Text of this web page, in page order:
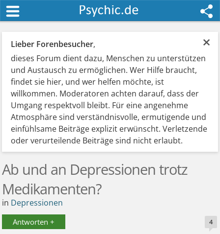
×
Lieber Forenbesucher,
dieses Forum dient dazu, Menschen zu unterstützen
und Austausch zu ermöglichen. Wer Hilfe braucht,
findet sie hier, und wer helfen möchte, ist
willkommen. Moderatoren achten darauf, dass der
Umgang respektvoll bleibt. Für eine angenehme
Atmosphäre sind verständnisvolle, ermutigende und
einfühlsame Beiträge explizit erwünscht. Verletzende
oder verurteilende Beiträge sind nicht erlaubt.
Ab und an Depressionen trotz
Medikamenten?
in Depressionen
Antworten + 4